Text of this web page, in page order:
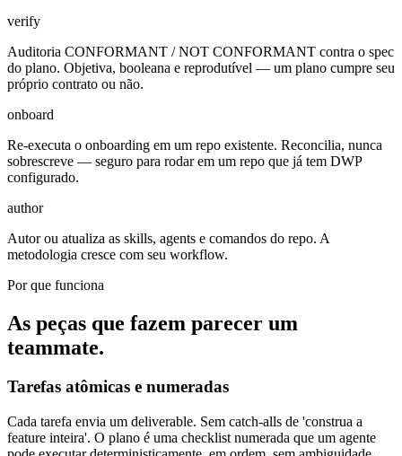
verify
Auditoria CONFORMANT / NOT CONFORMANT contra o spec
do plano. Objetiva, booleana e reprodutível — um plano cumpre seu
próprio contrato ou não.
onboard
Re-executa o onboarding em um repo existente. Reconcilia, nunca
sobrescreve — seguro para rodar em um repo que já tem DWP
configurado.
author
Autor ou atualiza as skills, agents e comandos do repo. A
metodologia cresce com seu workflow.
Por que funciona
As peças que fazem parecer um
teammate.
Tarefas atômicas e numeradas
Cada tarefa envia um deliverable. Sem catch-alls de 'construa a
feature inteira'. O plano é uma checklist numerada que um agente